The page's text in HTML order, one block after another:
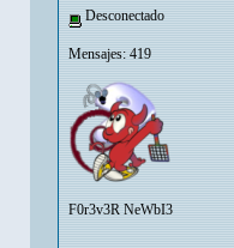
Desconectado
Mensajes: 419
F0r3v3R NeWbI3